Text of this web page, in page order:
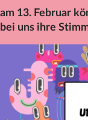
Engagement
Über uns
Karriere
Spenden
Datenschutz
Impressum
Kontakt
am 13. Februar
bei uns ihre